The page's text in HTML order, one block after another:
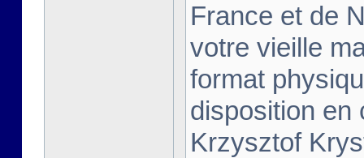
France et de
votre vieille
format
disposition en
Krzysztof